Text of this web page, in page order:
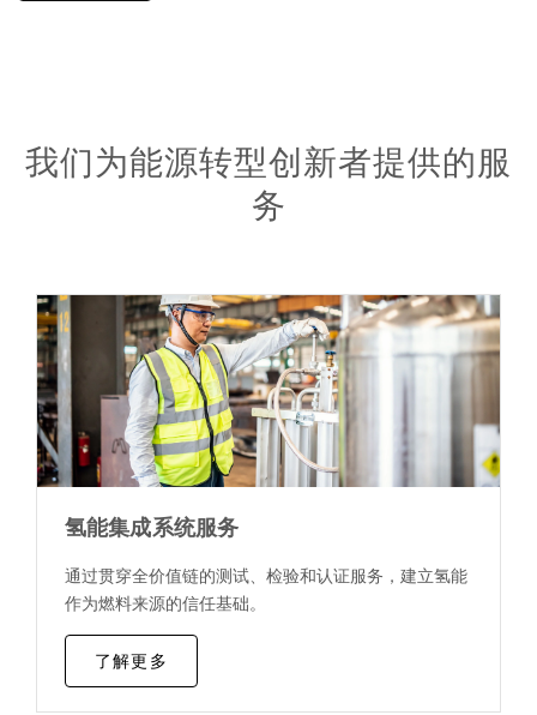
我们为能源转型创新者提供的服
务
氢能集成系统服务
通过贯穿全价值链的测试、检验和认证服务，建立氢能
作为燃料来源的信任基础。
了解更多